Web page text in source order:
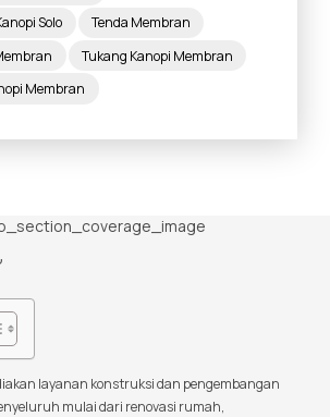
Solo
Tenda Membran
Tukang Kanopi Membran
Membran
layanan konstruksi dan pengembangan
mulai dari renovasi rumah,